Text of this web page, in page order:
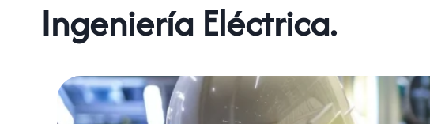
Ingeniería Eléctrica.